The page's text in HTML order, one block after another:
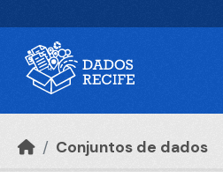
Conjuntos de dados